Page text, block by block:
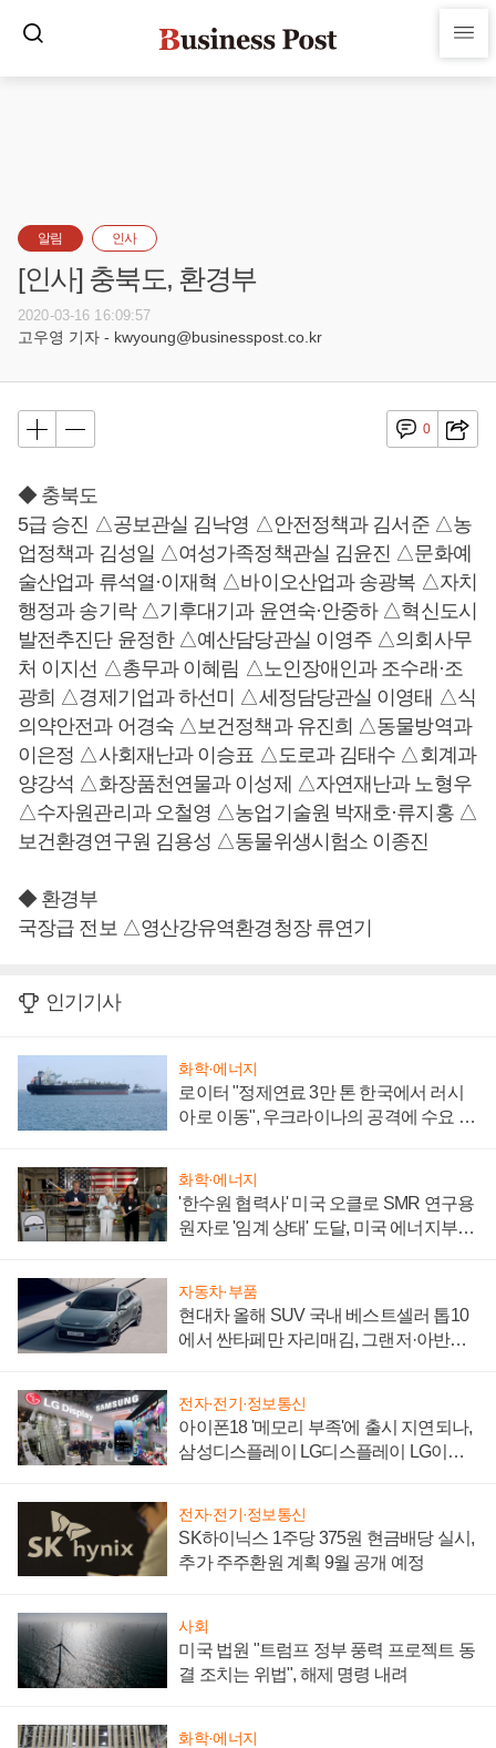
알림 인사
[인사] 충북도, 환경부
2020-03-16 16:09:57
고우영 기자 - kwyoung@businesspost.co.kr
0
◆ 충북도
5급 승진 △공보관실 김낙영 △안전정책과 김서준 △농
업정책과 김성일 △여성가족정책관실 김윤진 △문화예
술산업과 류석열·이재혁 △바이오산업과 송광복 △자치
행정과 송기락 △기후대기과 윤연숙·안중하 △혁신도시
발전추진단 윤정한 △예산담당관실 이영주 △의회사무
처 이지선 △총무과 이혜림 △노인장애인과 조수래·조
광희 △경제기업과 하선미 △세정담당관실 이영태 △식
의약안전과 어경숙 △보건정책과 유진희 △동물방역과
이은정 △사회재난과 이승표 △도로과 김태수 △회계과
양강석 △화장품천연물과 이성제 △자연재난과 노형우
△수자원관리과 오철영 △농업기술원 박재호·류지홍 △
보건환경연구원 김용성 △동물위생시험소 이종진
◆ 환경부
국장급 전보 △영산강유역환경청장 류연기
인기기사
화학·에너지
로이터 "정제연료 3만 톤 한국에서 러시
아로 이동", 우크라이나의 공격에 수요 늘
화학·에너지
'한수원 협력사' 미국 오클로 SMR 연구용
원자로 '임계 상태' 도달, 미국 에너지부
자동차·부품
현대차 올해 SUV 국내 베스트셀러 톱10
에서 싼타페만 자리매김, 그랜저·아반떼
전자·전기·정보통신
아이폰18 '메모리 부족'에 출시 지연되나,
삼성디스플레이 LG디스플레이 LG이노
전자·전기·정보통신
SK하이닉스 1주당 375원 현금배당 실시,
추가 주주환원 계획 9월 공개 예정
사회
미국 법원 "트럼프 정부 풍력 프로젝트 동
결 조치는 위법", 해제 명령 내려
화학·에너지